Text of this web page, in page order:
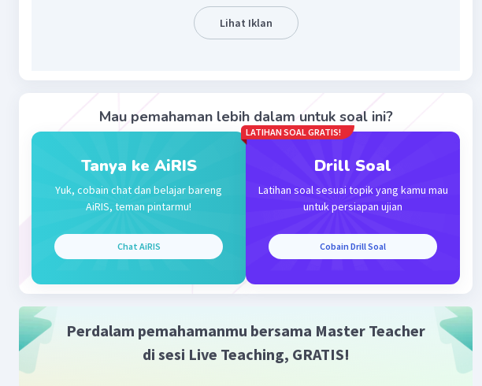
Balas
Lihat Iklan
Mau pemahaman lebih dalam untuk soal ini?
Tanya ke AiRIS
Yuk, cobain chat dan belajar bareng
AiRIS, teman pintarmu!
Chat AiRIS
LATIHAN SOAL GRATIS!
Drill Soal
Latihan soal sesuai topik yang kamu mau
untuk persiapan ujian
Cobain Drill Soal
Perdalam pemahamanmu bersama Master Teacher
di sesi Live Teaching, GRATIS!